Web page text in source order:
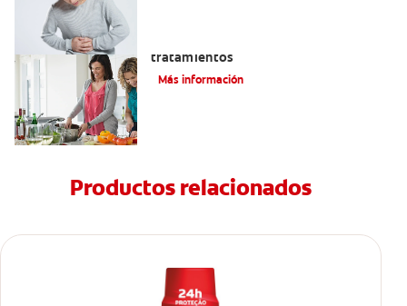
tratamientos
Más información
Productos relacionados